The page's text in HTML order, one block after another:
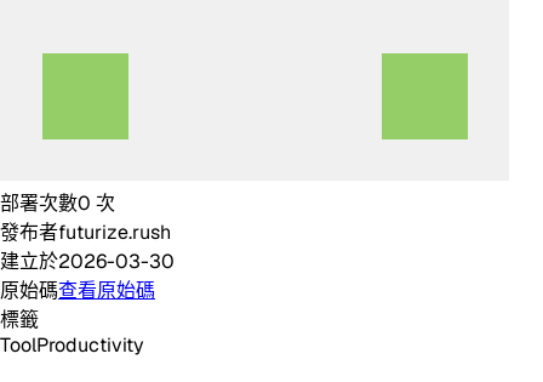
部署次數0 次
發布者futurize.rush
建立於2026-03-30
原始碼查看原始碼
標籤
ToolProductivity